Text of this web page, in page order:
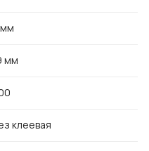
мм
клеевая